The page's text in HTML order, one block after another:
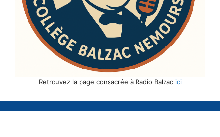
Retrouvez la page consacrée à Radio Balzac ici